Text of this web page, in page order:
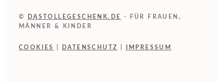
© DASTOLLEGESCHENK.DE
- FÜR FRAUEN,
MÄNNER & KINDER
COOKIES DATENSCHUTZ IMPRESSUM